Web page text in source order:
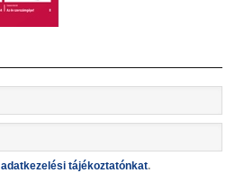
adatkezelési tájékoztatónkat.